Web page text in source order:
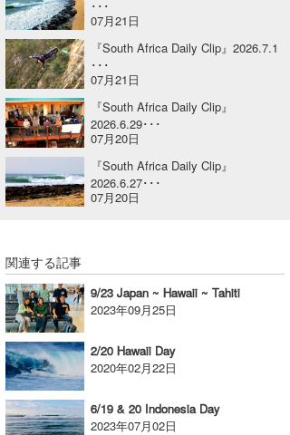
･･･
07月21日
『South Africa Daily Clip』2026.7.1
･･･
07月21日
『South Africa Daily Clip』
2026.6.29･･･
07月20日
『South Africa Daily Clip』
2026.6.27･･･
07月20日
関連する記事
9/23 Japan ~ Hawaii ~ Tahiti
2023年09月25日
2/20 Hawaii Day
2020年02月22日
6/19 & 20 Indonesia Day
2023年07月02日
CBA Films
熊谷素子
田原啓江
植村未来
NOBUFUKU
大野”MAR”修聖
chan-U
ECE
G◎Da
H
KOBU
MIN
mitz
OYZ
S.K
Soulman